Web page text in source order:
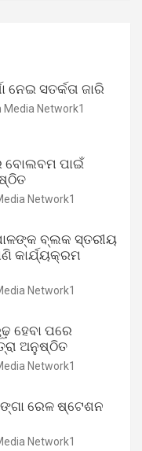
ନେଇ ସତର୍କତା ଜାରି
Media Network1
ବୋଲବମ ପାଇଁ
Network1
ବ୍ଲକ ସ୍ତରୀୟ
କାର୍ଯ୍ୟକ୍ରମ
Network1
ହେବା ପରେ
ଅନୁଷ୍ଠିତ
Network1
ରେଳ ଷ୍ଟେଶନ
Network1